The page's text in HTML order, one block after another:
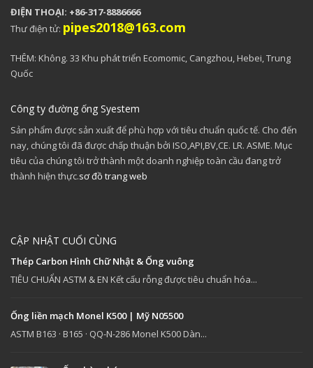
ĐIỆN THOẠI: +86-317-8886666
Thư điện tử: pipes2018@163.com
THÊM: Không. 33 Khu phát triển Ecomomic, Cangzhou, Hebei, Trung
Quốc
Công ty đường ống Syestem
Sản phẩm được sản xuất để phù hợp với tiêu chuẩn quốc tế. Cho đến
nay, chúng tôi đã được chấp thuận bởi ISO,API,BV,CE. LR. ASME. Mục
tiêu của chúng tôi trở thành một doanh nghiệp toàn cầu đang trở
thành hiện thực.sơ đồ trang web
CẬP NHẬT CUỐI CÙNG
Thép Carbon Hình Chữ Nhật & Ống vuông
TIÊU CHUẨN ASTM & EN Kết cấu rỗng được tiêu chuẩn hóa...
Ống liền mạch Monel K500 | Mỹ N05500
ASTM B163 · B165 · QQ-N-286 Monel K500 Dàn...